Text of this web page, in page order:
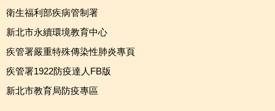
衛生福利部疾病管制署
新北市永續環境教育中心
疾管署嚴重特殊傳染性肺炎專頁
疾管署1922防疫達人FB版
新北市教育局防疫專區